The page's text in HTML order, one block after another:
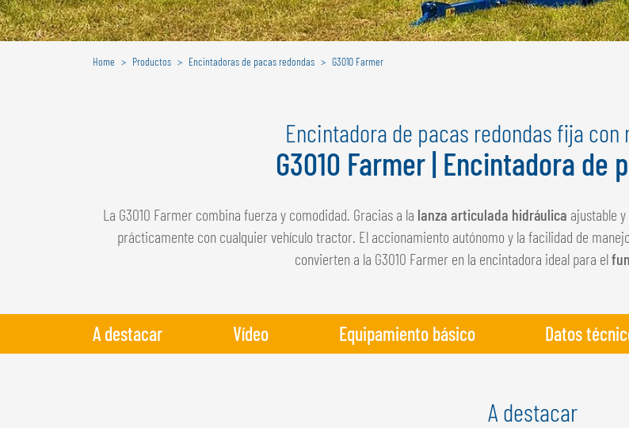
Home Productos Encintadoras de pacas redondas G3010 Farmer
Encintadora de pacas redondas fija
G3010 Farmer | Encintadora de
La G3010 Farmer combina fuerza y comodidad. Gracias a la lanza articulada hidráulica ajustable
prácticamente con cualquier vehículo tractor. El accionamiento autónomo y la facilidad de
convierten a la G3010 Farmer en la encintadora ideal para el
A destacar Vídeo Equipamiento básico Datos
A destacar